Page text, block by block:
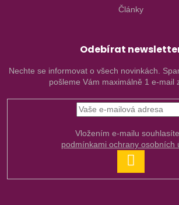
Články
Odebírat
Nechte se informovat o všech novinkách.
pošleme Vám maximálně 1 e-mail
podmínkami ochrany osobních
SE